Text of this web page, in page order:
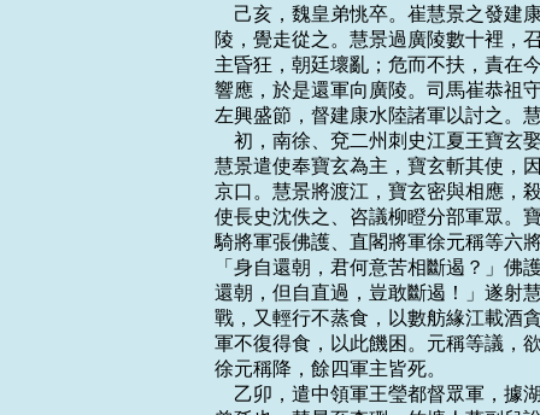
己亥，魏皇弟恌卒。崔慧景之發
陵，覺走從之。慧景過廣陵數十裡，
主昏狂，朝廷壞亂；危而不扶，責在
響應，於是還軍向廣陵。司馬崔恭祖
左興盛節，督建康水陸諸軍以討之。
初，南徐、兗二州刺史江夏王寶
慧景遣使奉寶玄為主，寶玄斬其使，
京口。慧景將渡江，寶玄密與相應，
使長史沈佚之、咨議柳瞪分部軍眾。
騎將軍張佛護、直閣將軍徐元稱等六
「身自還朝，君何意苦相斷遏？」佛
還朝，但自直過，豈敢斷遏！」遂射
戰，又輕行不蒸食，以數舫緣江載酒
軍不復得食，以此饑困。元稱等議，
徐元稱降，餘四軍主皆死。
乙卯，遣中領軍王瑩都督眾軍，